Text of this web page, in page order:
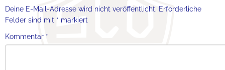
Deine E-Mail-Adresse wird nicht veröffentlicht. Erforderliche
Felder sind mit * markiert
Kommentar *